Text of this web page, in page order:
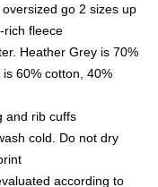
go 2 sizes up
rich fleece
Heather Grey is 70%
60% cotton, 40%
and rib cuffs
cold. Do not dry
according to